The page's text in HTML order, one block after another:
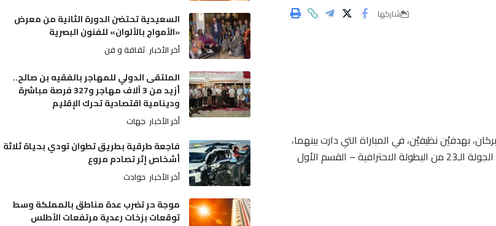
شاركها
بهدفيْن نظيفيْن، في المباراة التي دارت بينهما،
مساء اليوم الثلاثاء، على البساط الأخضر لـ”الملعب البلدي” ببركان، لحساب الجولة الـ23 من البطولة الاحترافية – القسم الأول
السعيدية تحتضن الدورة الثانية من معرض
«الأمواج بالألوان» للفنون البصرية
أخر الأخبار ثقافة و فن
الملتقى الدولي للمهاجر بالفقيه بن صالح..
أزيد من 3 آلاف مهاجر و327 فرصة مباشرة
ودينامية اقتصادية تحرك الإقليم
أخر الأخبار جهات
فاجعة طرقية بطريق تطوان تودي بحياة ثلاثة
أشخاص إثر تصادم مروع
أخر الأخبار حوادث
موجة حر تضرب عدة مناطق بالمملكة وسط
توقعات بزخات رعدية مرتفعات الأطلس